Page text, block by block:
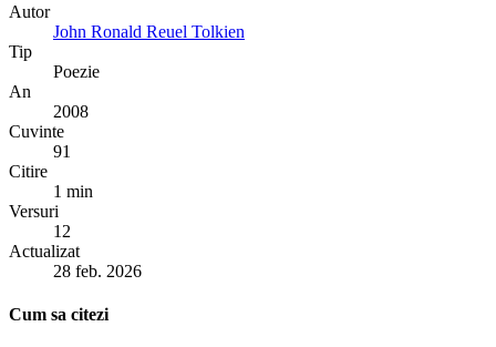
Autor
John Ronald Reuel Tolkien
Tip
Poezie
An
2008
Cuvinte
91
Citire
1 min
Versuri
12
Actualizat
28 feb. 2026
Cum sa citezi